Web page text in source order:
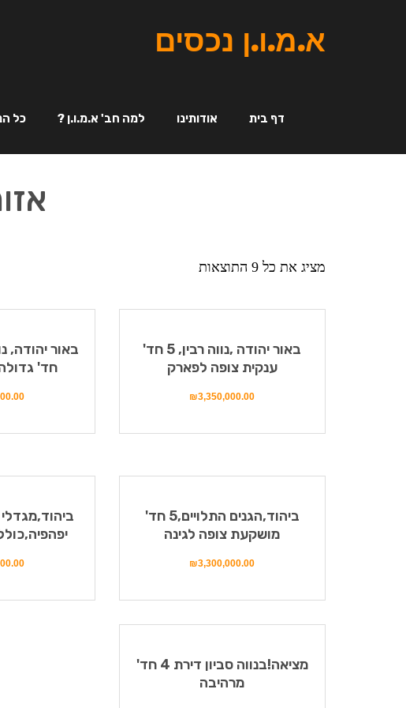
א.מ.ו.ן נכסים
דף בית אודותינו למה חב' א.מ.ו.ן ? כל
מציג את כל 9 התוצאות
באור יהודה ,נווה רבין, 5 חד'
ענקית צופה לפארק
₪3,350,000.00
חד'
ביהוד,הגנים התלויים,5 חד'
מושקעת צופה לגינה
₪3,300,000.00
מציאה!בנווה סביון דירת 4 חד'
מרהיבה